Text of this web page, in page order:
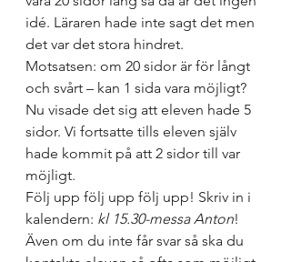
idé. Läraren hade inte sagt det men
det var det stora hindret.
Motsatsen: om 20 sidor är för långt
och svårt – kan 1 sida vara möjligt?
Nu visade det sig att eleven hade 5
sidor. Vi fortsatte tills eleven själv
hade kommit på att 2 sidor till var
möjligt.
Följ upp följ upp följ upp! Skriv in i
kalendern: kl 15.30-messa Anton!
Även om du inte får svar så ska du